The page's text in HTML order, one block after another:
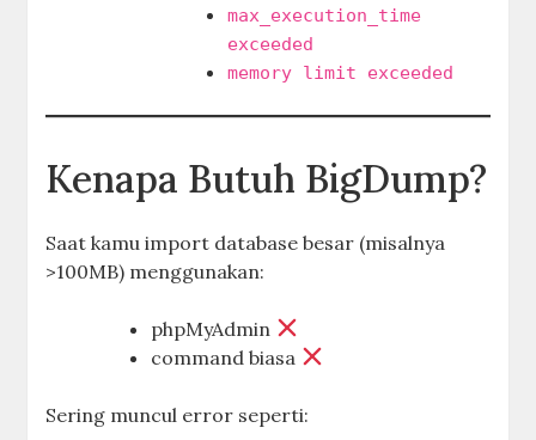
max_execution_time
exceeded
memory limit exceeded
Kenapa Butuh BigDump?
Saat kamu import database besar (misalnya
>100MB) menggunakan:
phpMyAdmin
command biasa
Sering muncul error seperti: